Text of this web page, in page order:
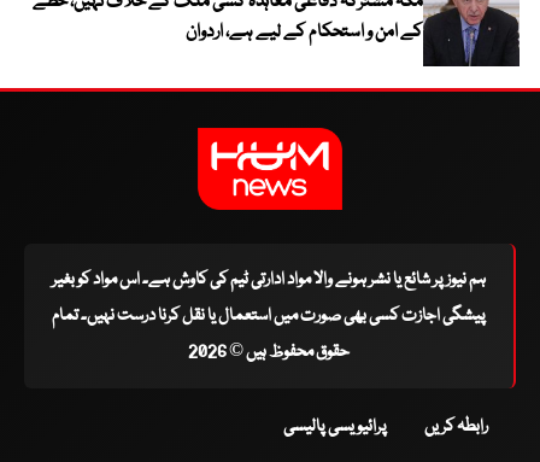
کے امن و استحکام کے لیے ہے، اردوان
ہم نیوز پر شائع یا نشر ہونے والا مواد ادارتی ٹیم کی کاوش ہے۔ اس مواد کو بغیر
پیشگی اجازت کسی بھی صورت میں استعمال یا نقل کرنا درست نہیں۔ تمام
حقوق محفوظ ہیں © 2026
رابطہ کریں پرائیویسی پالیسی